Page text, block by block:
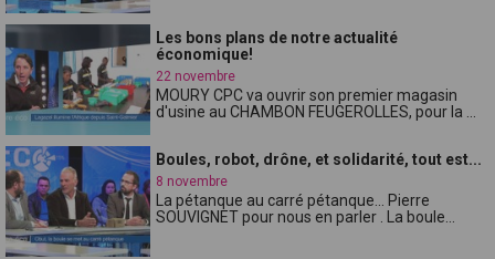
Les bons plans de notre actualité
économique!
22 novembre
MOURY CPC va ouvrir son premier magasin
d'usine au CHAMBON FEUGEROLLES, pour la ...
Boules, robot, drône, et solidarité, tout est...
8 novembre
La pétanque au carré pétanque... Pierre
SOUVIGNET pour nous en parler . La boule...